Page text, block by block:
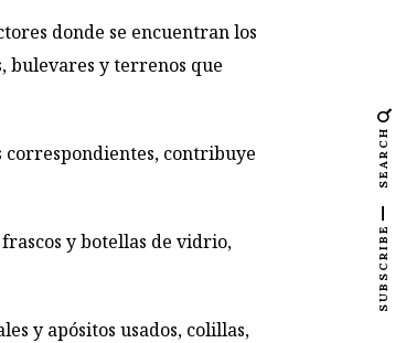
donde se encuentran los
bulevares y terrenos que
correspondientes, contribuye
y botellas de vidrio,
y apósitos usados, colillas,
SEARCH
SUBSCRIBE